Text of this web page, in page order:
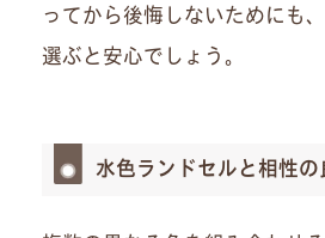
ってから後悔しないためにも
選ぶと安心でしょう。
水色ランドセルと相性